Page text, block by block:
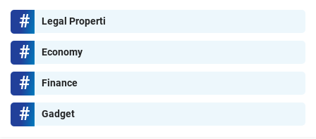
Legal Properti
Economy
Finance
Gadget